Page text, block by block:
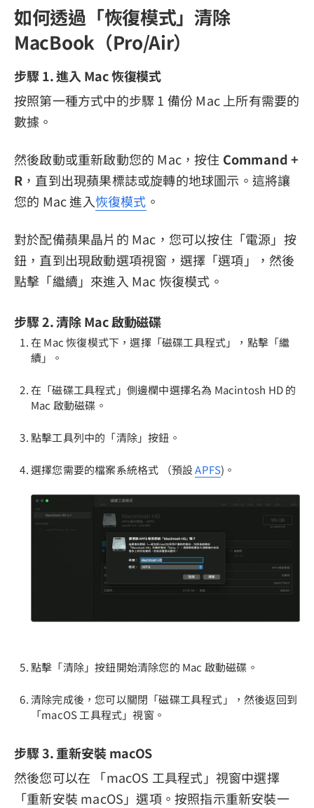
如何透過「恢復模式」清除
MacBook（Pro/Air）
步驟 1. 進入 Mac 恢復模式
按照第一種方式中的步驟 1 備份 Mac 上所有需要的
數據。
然後啟動或重新啟動您的 Mac，按住 Command +
R ，直到出現蘋果標誌或旋轉的地球圖示。這將讓
您的 Mac 進入恢復模式 。
對於配備蘋果晶片的 Mac，您可以按住「電源」按
鈕，直到出現啟動選項視窗，選擇「選項」，然後
點擊「繼續」來進入 Mac 恢復模式。
步驟 2. 清除 Mac 啟動磁碟
在 Mac 恢復模式下，選擇「磁碟工具程式」，點擊「繼
續」。
在「磁碟工具程式」側邊欄中選擇名為 Macintosh HD 的
Mac 啟動磁碟。
點擊工具列中的「清除」按鈕。
選擇您需要的檔案系統格式 （預設APFS)。
點擊「清除」按鈕開始清除您的 Mac 啟動磁碟。
清除完成後，您可以關閉「磁碟工具程式」，然後返回到
「macOS 工具程式」視窗。
步驟 3. 重新安裝 macOS
然後您可以在 「macOS 工具程式」視窗中選擇
「重新安裝 macOS」選項。按照指示重新安裝一